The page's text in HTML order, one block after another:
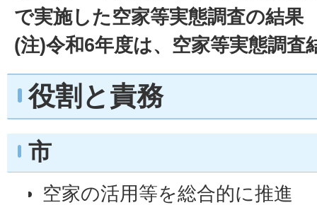
で実施した空家等実態調査の結果
(注)令和6年度は、空家等実態調査
役割と責務
市
空家の活用等を総合的に推進